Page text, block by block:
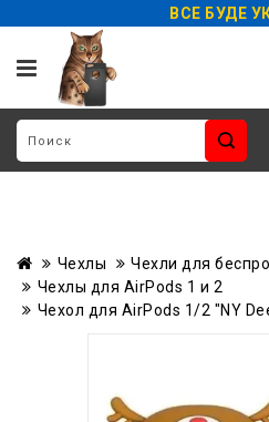
ВСЕ БУДЕ
Чехлы
Чехли для
Чехлы для AirPods 1 и 2
Чехол для AirPods 1/2 "NY